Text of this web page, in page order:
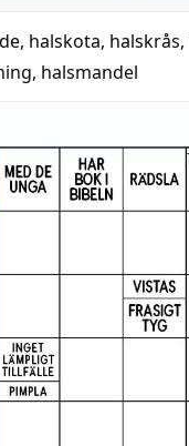
, halskota, halskrås,
, halsmandel